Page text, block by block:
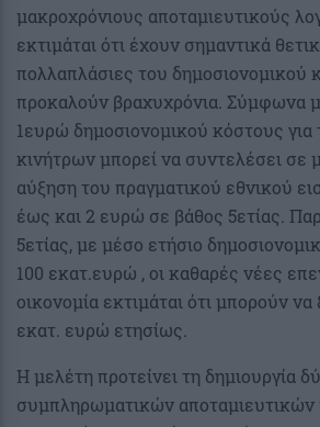
μακροχρόνιους αποταμιευτικούς
εκτιμάται ότι έχουν σημαντικά
πολλαπλάσιες του δημοσιονομικού
προκαλούν βραχυχρόνια. Σύμφωνα
1ευρώ δημοσιονομικού κόστους
κινήτρων μπορεί να συντελέσει σε
αύξηση του πραγματικού εθνικού
έως και 2 ευρώ σε βάθος 5ετίας.
5ετίας, με μέσο ετήσιο
100 εκατ.ευρώ , οι καθαρές νέες
οικονομία εκτιμάται ότι μπορούν
εκατ. ευρώ ετησίως.
Η μελέτη προτείνει τη δημιουργία
συμπληρωματικών αποταμιευτικών